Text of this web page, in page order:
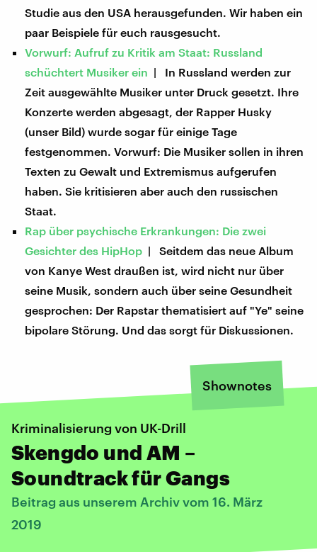
Studie aus den USA herausgefunden. Wir haben ein
paar Beispiele für euch rausgesucht.
Vorwurf: Aufruf zu Kritik am Staat: Russland
schüchtert Musiker ein | In Russland werden zur
Zeit ausgewählte Musiker unter Druck gesetzt. Ihre
Konzerte werden abgesagt, der Rapper Husky
(unser Bild) wurde sogar für einige Tage
festgenommen. Vorwurf: Die Musiker sollen in ihren
Texten zu Gewalt und Extremismus aufgerufen
haben. Sie kritisieren aber auch den russischen
Staat.
Rap über psychische Erkrankungen: Die zwei
Gesichter des HipHop | Seitdem das neue Album
von Kanye West draußen ist, wird nicht nur über
seine Musik, sondern auch über seine Gesundheit
gesprochen: Der Rapstar thematisiert auf "Ye" seine
bipolare Störung. Und das sorgt für Diskussionen.
Shownotes
Kriminalisierung von UK-Drill
Skengdo und AM –
Soundtrack für Gangs
Beitrag aus unserem Archiv vom 16. März
2019